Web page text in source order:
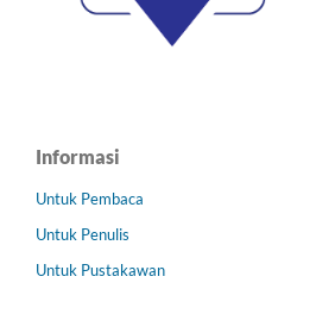
Informasi
Untuk Pembaca
Untuk Penulis
Untuk Pustakawan